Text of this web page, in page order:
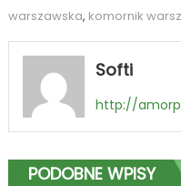
warszawska, komornik
Softi
http://
PODOBNE WPISY